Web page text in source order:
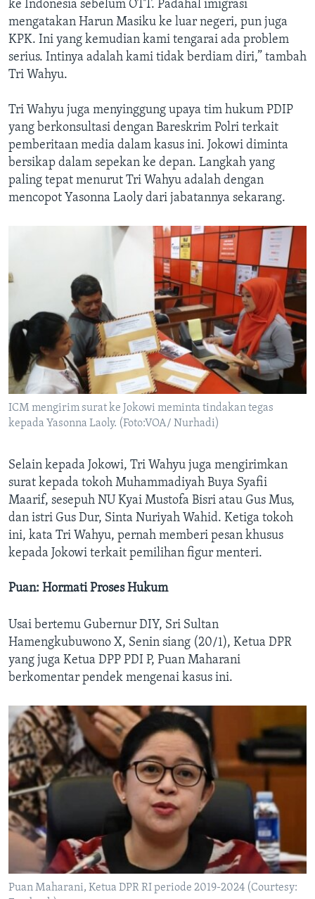
ke Indonesia sebelum OTT. Padahal imigrasi
mengatakan Harun Masiku ke luar negeri, pun juga
KPK. Ini yang kemudian kami tengarai ada problem
serius. Intinya adalah kami tidak berdiam diri,” tambah
Tri Wahyu.
Tri Wahyu juga menyinggung upaya tim hukum PDIP
yang berkonsultasi dengan Bareskrim Polri terkait
pemberitaan media dalam kasus ini. Jokowi diminta
bersikap dalam sepekan ke depan. Langkah yang
paling tepat menurut Tri Wahyu adalah dengan
mencopot Yasonna Laoly dari jabatannya sekarang.
ICM mengirim surat ke Jokowi meminta tindakan tegas
kepada Yasonna Laoly. (Foto:VOA/ Nurhadi)
Selain kepada Jokowi, Tri Wahyu juga mengirimkan
surat kepada tokoh Muhammadiyah Buya Syafii
Maarif, sesepuh NU Kyai Mustofa Bisri atau Gus Mus,
dan istri Gus Dur, Sinta Nuriyah Wahid. Ketiga tokoh
ini, kata Tri Wahyu, pernah memberi pesan khusus
kepada Jokowi terkait pemilihan figur menteri.
Puan: Hormati Proses Hukum
Usai bertemu Gubernur DIY, Sri Sultan
Hamengkubuwono X, Senin siang (20/1), Ketua DPR
yang juga Ketua DPP PDI P, Puan Maharani
berkomentar pendek mengenai kasus ini.
Puan Maharani, Ketua DPR RI periode 2019-2024 (Courtesy: